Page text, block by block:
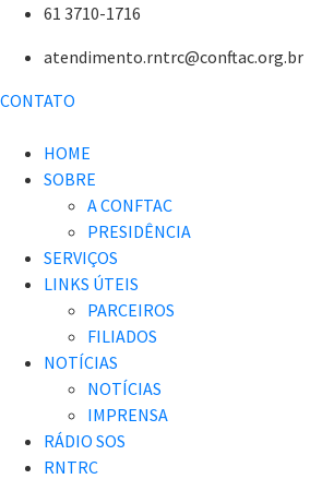
61 3710-1716
atendimento.rntrc@conftac.org.br
CONTATO
HOME
SOBRE
A CONFTAC
PRESIDÊNCIA
SERVIÇOS
LINKS ÚTEIS
PARCEIROS
FILIADOS
NOTÍCIAS
NOTÍCIAS
IMPRENSA
RÁDIO SOS
RNTRC